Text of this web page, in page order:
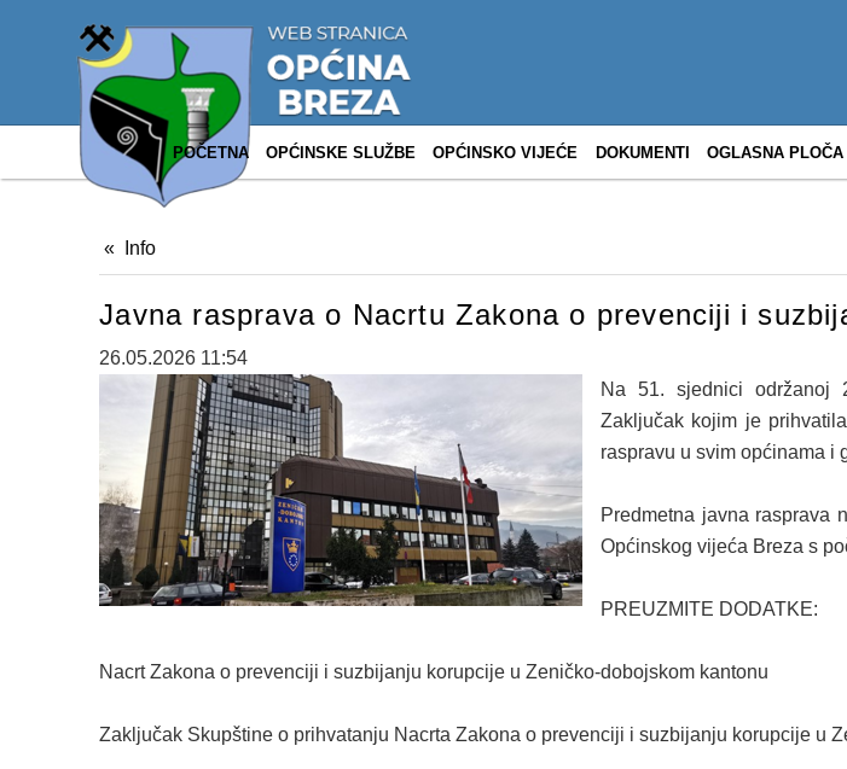
POČETNA OPĆINSKE SLUŽBE OPĆINSKO VIJEĆE DOKUMENTI OGLASNA PLOČA
Info
Javna rasprava o Nacrtu Zakona o prevenciji i
26.05.2026 11:54
Na 51. sjednici održanoj
Zaključak kojim je
raspravu u svim općinama i
Predmetna javna rasprava
Općinskog vijeća Breza s
PREUZMITE DODATKE:
Nacrt Zakona o prevenciji i suzbijanju korupcije u Zeničko-dobojskom kantonu
Zaključak Skupštine o prihvatanju Nacrta Zakona o prevenciji i suzbijanju korupcije u